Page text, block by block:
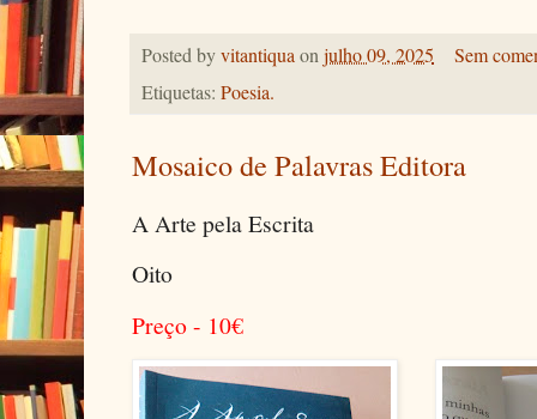
Posted byvitantiquaonjulho 09, 2025
Sem
Etiquetas: Poesia.
Mosaico de Palavras Editora
A Arte pela Escrita
Oito
Preço - 10€